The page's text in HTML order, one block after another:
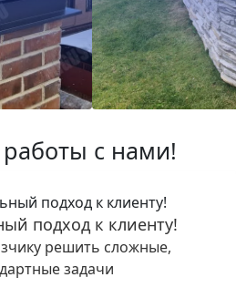
с нами!
подход к клиенту!
решить сложные,
задачи